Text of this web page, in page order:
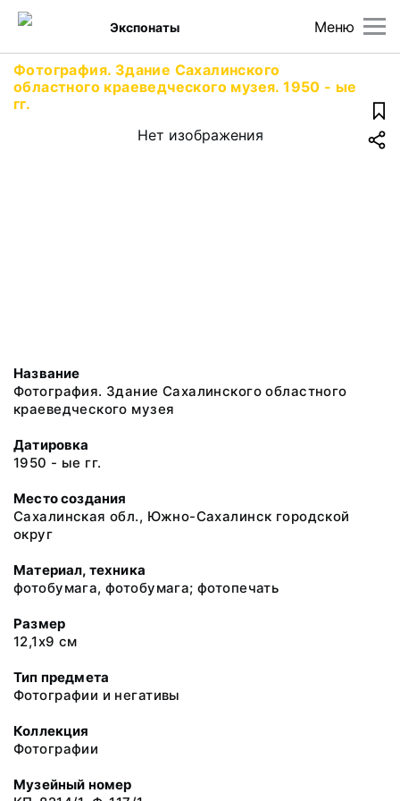
Меню
Экспонаты
Фотография. Здание Сахалинского
областного краеведческого музея. 1950 - ые
гг.
Нет изображения
Название
Фотография. Здание Сахалинского областного
краеведческого музея
Датировка
1950 - ые гг.
Место создания
Сахалинская обл., Южно-Сахалинск городской
округ
Материал, техника
фотобумага, фотобумага; фотопечать
Размер
12,1х9 см
Тип предмета
Фотографии и негативы
Коллекция
Фотографии
Музейный номер